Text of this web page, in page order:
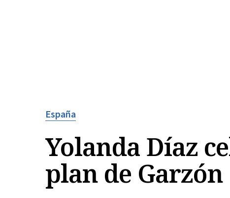
España
Yolanda Díaz
plan de Garzón